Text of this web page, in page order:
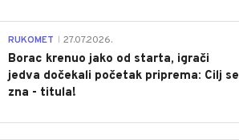
RUKOMET 27.07.2026.
Borac krenuo jako od starta, igrači
jedva dočekali početak priprema: Cilj se
zna - titula!